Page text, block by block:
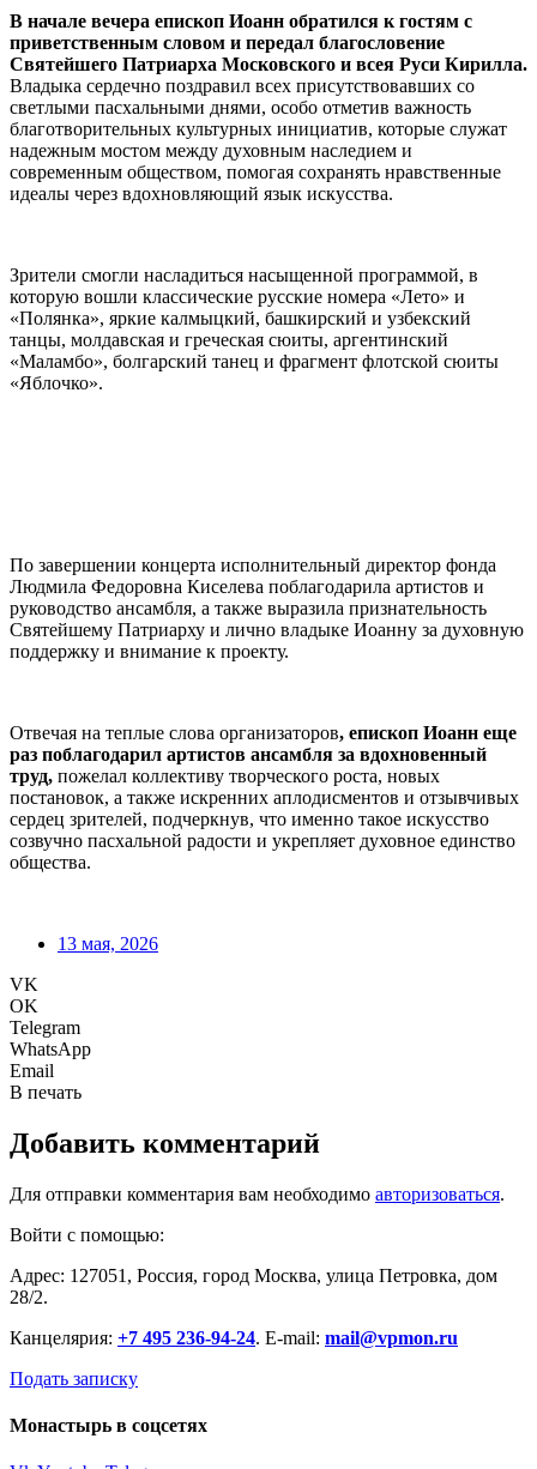
В начале вечера епископ Иоанн обратился к гостям с
приветственным словом и передал благословение
Святейшего Патриарха Московского и всея Руси Кирилла.
Владыка сердечно поздравил всех присутствовавших со
светлыми пасхальными днями, особо отметив важность
благотворительных культурных инициатив, которые служат
надежным мостом между духовным наследием и
современным обществом, помогая сохранять нравственные
идеалы через вдохновляющий язык искусства.
Зрители смогли насладиться насыщенной программой, в
которую вошли классические русские номера «Лето» и
«Полянка», яркие калмыцкий, башкирский и узбекский
танцы, молдавская и греческая сюиты, аргентинский
«Маламбо», болгарский танец и фрагмент флотской сюиты
«Яблочко».
По завершении концерта исполнительный директор фонда
Людмила Федоровна Киселева поблагодарила артистов и
руководство ансамбля, а также выразила признательность
Святейшему Патриарху и лично владыке Иоанну за духовную
поддержку и внимание к проекту.
Отвечая на теплые слова организаторов, епископ Иоанн еще
раз поблагодарил артистов ансамбля за вдохновенный
труд, пожелал коллективу творческого роста, новых
постановок, а также искренних аплодисментов и отзывчивых
сердец зрителей, подчеркнув, что именно такое искусство
созвучно пасхальной радости и укрепляет духовное единство
общества.
13 мая, 2026
VK
OK
Telegram
WhatsApp
Email
В печать
Добавить комментарий
Для отправки комментария вам необходимо авторизоваться.
Войти с помощью:
Адрес: 127051, Россия, город Москва, улица Петровка, дом
28/2.
Канцелярия: +7 495 236-94-24. E-mail: mail@vpmon.ru
Подать записку
Монастырь в соцсетях